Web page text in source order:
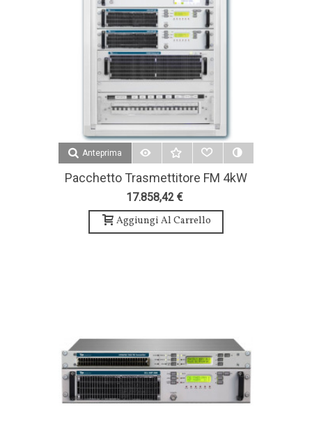
Anteprima
Pacchetto Trasmettitore FM 4kW
4 Antenna Bay E Accessori - Teko
Broascast
17.858,42 €
Aggiungi Al Carrello